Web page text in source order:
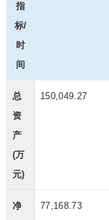
指
标/
时
间
总
资
产
(万
元)
150,049.27
净 77,168.73